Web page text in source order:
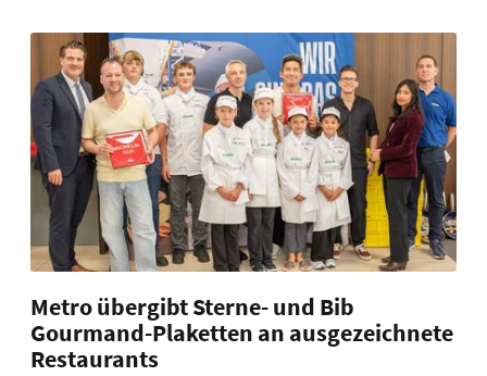
Metro übergibt Sterne- und Bib
Gourmand-Plaketten an ausgezeichnete
Restaurants